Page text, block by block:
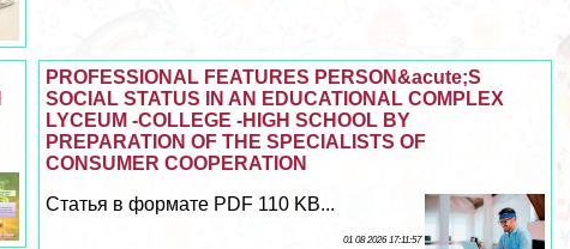
PROFESSIONAL FEATURES PERSON&acute;S
SOCIAL STATUS IN AN EDUCATIONAL COMPLEX
LYCEUM -COLLEGE -HIGH SCHOOL BY
PREPARATION OF THE SPECIALISTS OF
CONSUMER COOPERATION
Статья в формате PDF 110 KB...
01 08 2026 17:11:57